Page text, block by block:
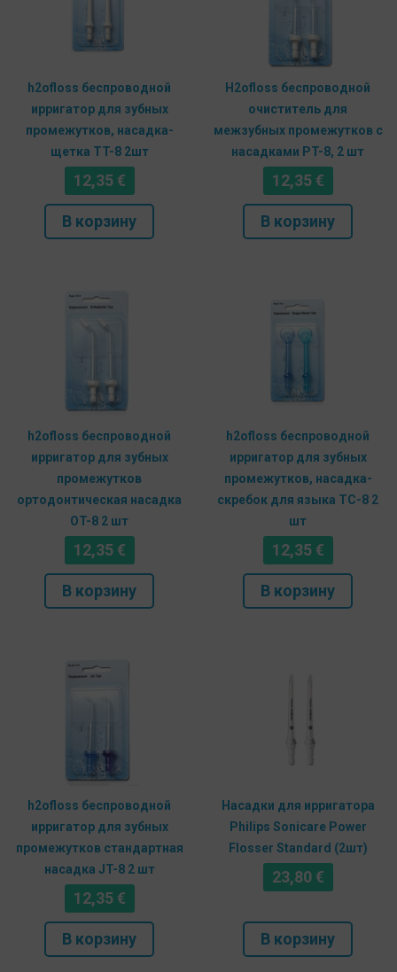
h2ofloss беспроводной
ирригатор для зубных
промежутков, насадка-
щетка TT-8 2шт
12,35€
В корзину
H2ofloss беспроводной
очиститель для
межзубных промежутков с
насадками PT-8, 2 шт
12,35€
В корзину
h2ofloss беспроводной
ирригатор для зубных
промежутков
ортодонтическая насадка
OT-8 2 шт
12,35€
В корзину
h2ofloss беспроводной
ирригатор для зубных
промежутков, насадка-
скребок для языка TC-8 2
шт
12,35€
В корзину
h2ofloss беспроводной
ирригатор для зубных
промежутков стандартная
насадка JT-8 2 шт
12,35€
В корзину
Насадки для ирригатора
Philips Sonicare Power
Flosser Standard (2шт)
23,80€
В корзину